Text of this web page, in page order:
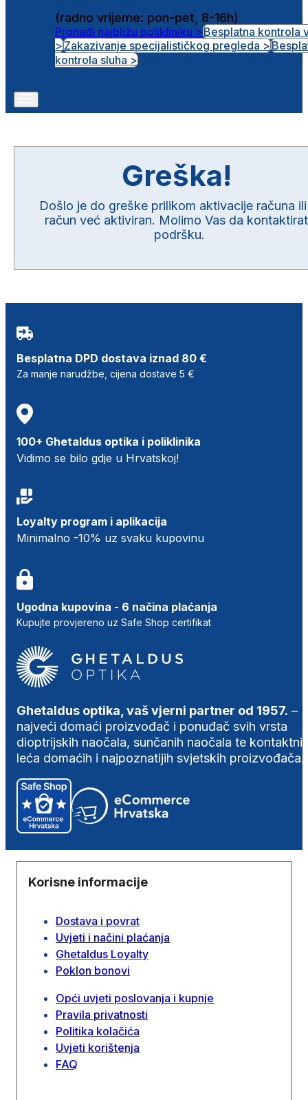
(radno vrijeme: pon-pet, 8-16h)
Pronađi najbližu polikliniku >Besplatna kontrola
>Zakazivanje specijalističkog pregleda >
kontrola sluha >
Greška!
Došlo je do greške prilikom aktivacije računa
račun već aktiviran. Molimo Vas da
podršku.
Besplatna DPD dostava iznad 80 €
Za manje narudžbe, cijena dostave 5 €
100+ Ghetaldus optika i poliklinika
Vidimo se bilo gdje u Hrvatskoj!
Loyalty program i aplikacija
Minimalno -10% uz svaku kupovinu
Ugodna kupovina - 6 načina plaćanja
Kupujte provjereno uz Safe Shop certifikat
Ghetaldus optika, vaš vjerni partner od 1957. –
najveći domaći proizvođač i ponuđač svih vrsta
dioptrijskih naočala, sunčanih naočala te
leća domaćih i najpoznatijih svjetskih proizvođača.
Korisne informacije
Dostava i povrat
Uvjeti i načini plaćanja
Ghetaldus Loyalty
Poklon bonovi
Opći uvjeti poslovanja i kupnje
Pravila privatnosti
Politika kolačića
Uvjeti korištenja
FAQ